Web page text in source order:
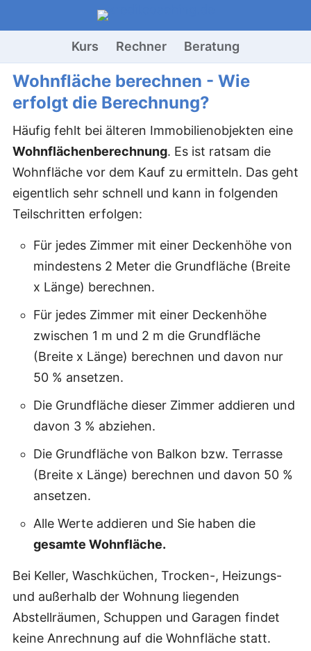
Kurs Rechner Beratung
Wohnfläche berechnen - Wie
erfolgt die Berechnung?
Häufig fehlt bei älteren Immobilienobjekten eine
Wohnflächenberechnung. Es ist ratsam die
Wohnfläche vor dem Kauf zu ermitteln. Das geht
eigentlich sehr schnell und kann in folgenden
Teilschritten erfolgen:
Für jedes Zimmer mit einer Deckenhöhe von
mindestens 2 Meter die Grundfläche (Breite
x Länge) berechnen.
Für jedes Zimmer mit einer Deckenhöhe
zwischen 1 m und 2 m die Grundfläche
(Breite x Länge) berechnen und davon nur
50 % ansetzen.
Die Grundfläche dieser Zimmer addieren und
davon 3 % abziehen.
Die Grundfläche von Balkon bzw. Terrasse
(Breite x Länge) berechnen und davon 50 %
ansetzen.
Alle Werte addieren und Sie haben die
gesamte Wohnfläche.
Bei Keller, Waschküchen, Trocken-, Heizungs-
und außerhalb der Wohnung liegenden
Abstellräumen, Schuppen und Garagen findet
keine Anrechnung auf die Wohnfläche statt.